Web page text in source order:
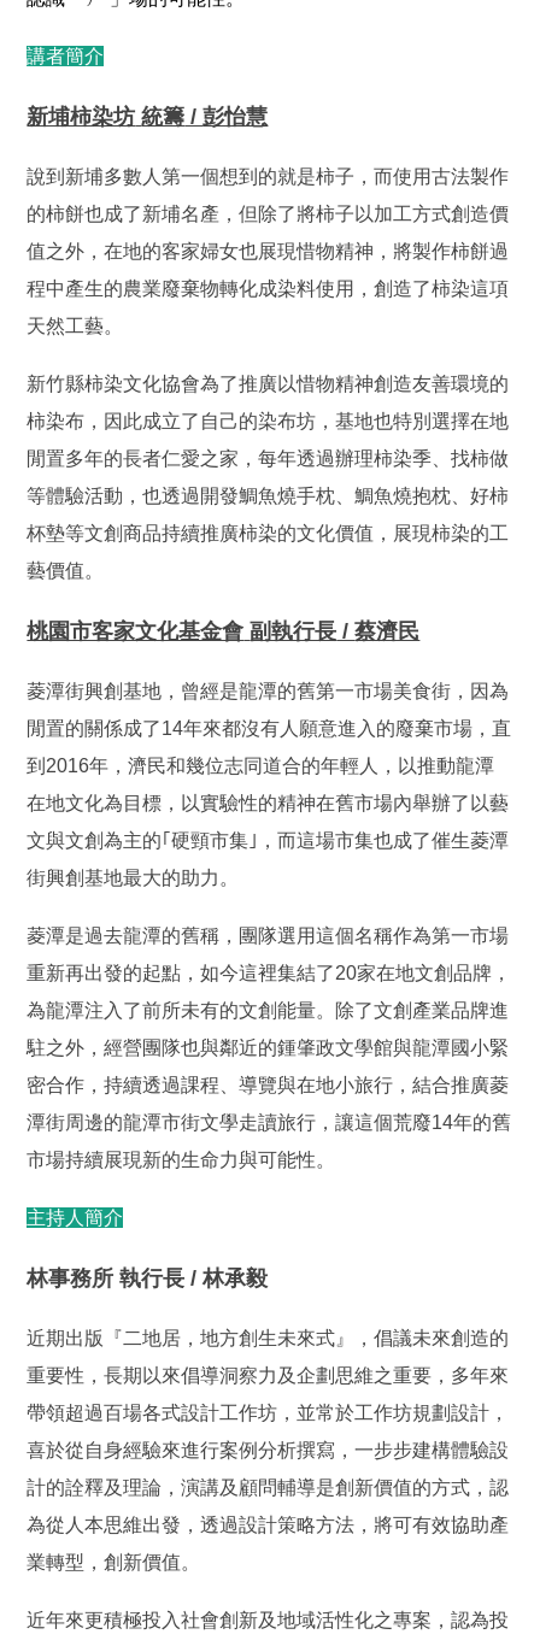
講者簡介
新埔柿染坊 統籌 /彭怡慧
說到新埔多數人第一個想到的就是柿子，而使用古法製作
的柿餅也成了新埔名產，但除了將柿子以加工方式創造價
值之外，在地的客家婦女也展現惜物精神，將製作柿餅過
程中產生的農業廢棄物轉化成染料使用，創造了柿染這項
天然工藝。
新竹縣柿染文化協會為了推廣以惜物精神創造友善環境的
柿染布，因此成立了自己的染布坊，基地也特別選擇在地
閒置多年的長者仁愛之家，每年透過辦理柿染季、找柿做
等體驗活動，也透過開發鯛魚燒手枕、鯛魚燒抱枕、好柿
杯墊等文創商品持續推廣柿染的文化價值，展現柿染的工
藝價值。
桃園市客家文化基金會 副執行長 /蔡濟民
菱潭街興創基地，曾經是龍潭的舊第一市場美食街，因為
閒置的關係成了14年來都沒有人願意進入的廢棄市場，直
到2016年，濟民和幾位志同道合的年輕人，以推動龍潭
在地文化為目標，以實驗性的精神在舊市場內舉辦了以藝
文與文創為主的｢硬頸市集｣，而這場市集也成了催生菱潭
街興創基地最大的助力。
菱潭是過去龍潭的舊稱，團隊選用這個名稱作為第一市場
重新再出發的起點，如今這裡集結了20家在地文創品牌，
為龍潭注入了前所未有的文創能量。除了文創產業品牌進
駐之外，經營團隊也與鄰近的鍾肇政文學館與龍潭國小緊
密合作，持續透過課程、導覽與在地小旅行，結合推廣菱
潭街周邊的龍潭市街文學走讀旅行，讓這個荒廢14年的舊
市場持續展現新的生命力與可能性。
主持人簡介
林事務所 執行長 / 林承毅
近期出版『二地居，地方創生未來式』，倡議未來創造的
重要性，長期以來倡導洞察力及企劃思維之重要，多年來
帶領超過百場各式設計工作坊，並常於工作坊規劃設計，
喜於從自身經驗來進行案例分析撰寫，一步步建構體驗設
計的詮釋及理論，演講及顧問輔導是創新價值的方式，認
為從人本思維出發，透過設計策略方法，將可有效協助產
業轉型，創新價值。
近年來更積極投入社會創新及地域活性化之專案，認為投